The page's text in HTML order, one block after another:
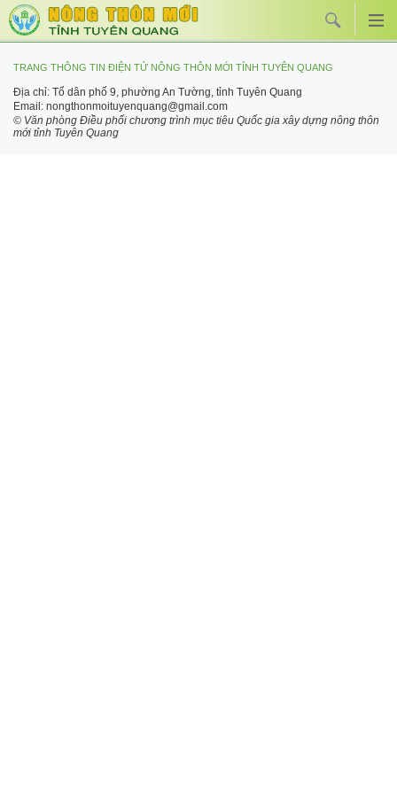
TRANG THÔNG TIN ĐIỆN TỬ NÔNG THÔN MỚI TỈNH TUYÊN QUANG
Địa chỉ: Tổ dân phố 9, phường An Tường, tỉnh Tuyên Quang
Email: nongthonmoituyenquang@gmail.com
© Văn phòng Điều phối chương trình mục tiêu Quốc gia xây dựng nông thôn
mới tỉnh Tuyên Quang